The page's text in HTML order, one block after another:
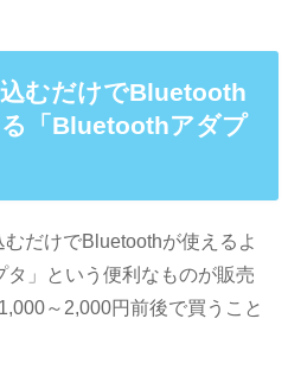
むだけでBluetooth
「Bluetoothアダプ
だけでBluetoothが使えるよ
タ」という便利なものが販売
～2,000円前後で買うこと